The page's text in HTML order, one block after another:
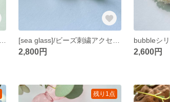
2,800円 2,600円
残り1点